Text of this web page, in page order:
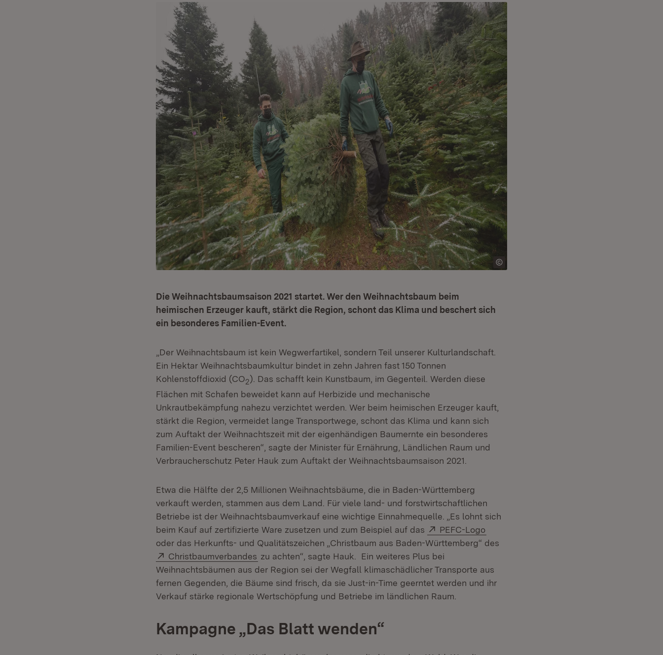
Die Weihnachtsbaumsaison 2021 startet. Wer den Weihnachtsbaum beim
heimischen Erzeuger kauft, stärkt die Region, schont das Klima und beschert sich
ein besonderes Familien-Event.
„Der Weihnachtsbaum ist kein Wegwerfartikel, sondern Teil unserer Kulturlandschaft.
Ein Hektar Weihnachtsbaumkultur bindet in zehn Jahren fast 150 Tonnen
Kohlenstoffdioxid (CO2). Das schafft kein Kunstbaum, im Gegenteil. Werden diese
Flächen mit Schafen beweidet kann auf Herbizide und mechanische
Unkrautbekämpfung nahezu verzichtet werden. Wer beim heimischen Erzeuger kauft,
stärkt die Region, vermeidet lange Transportwege, schont das Klima und kann sich
zum Auftakt der Weihnachtszeit mit der eigenhändigen Baumernte ein besonderes
Familien-Event bescheren“, sagte der Minister für Ernährung, Ländlichen Raum und
Verbraucherschutz Peter Hauk zum Auftakt der Weihnachtsbaumsaison 2021.
Etwa die Hälfte der 2,5 Millionen Weihnachtsbäume, die in Baden-Württemberg
verkauft werden, stammen aus dem Land. Für viele land- und forstwirtschaftlichen
Betriebe ist der Weihnachtsbaumverkauf eine wichtige Einnahmequelle. „Es lohnt sich
beim Kauf auf zertifizierte Ware zusetzen und zum Beispiel auf das
Extern:
PEFC-Logo
oder das Herkunfts- und Qualitätszeichen „Christbaum aus Baden-Württemberg“ des
Extern:
Christbaumverbandes (Öffnet in neuem Fenster)
zu achten“, sagte Hauk. Ein weiteres Plus bei
Weihnachtsbäumen aus der Region sei der Wegfall klimaschädlicher Transporte aus
fernen Gegenden, die Bäume sind frisch, da sie Just-in-Time geerntet werden und ihr
Verkauf stärke regionale Wertschöpfung und Betriebe im ländlichen Raum.
Kampagne „Das Blatt wenden“